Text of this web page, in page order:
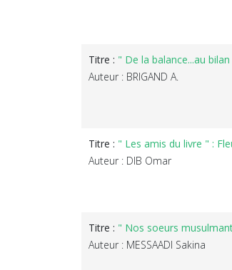
Titre : " De la balance...au
Auteur : BRIGAND A.
Titre : " Les amis du livre " :
Auteur : DIB Omar
Titre : " Nos soeurs
Auteur : MESSAADI Sakina